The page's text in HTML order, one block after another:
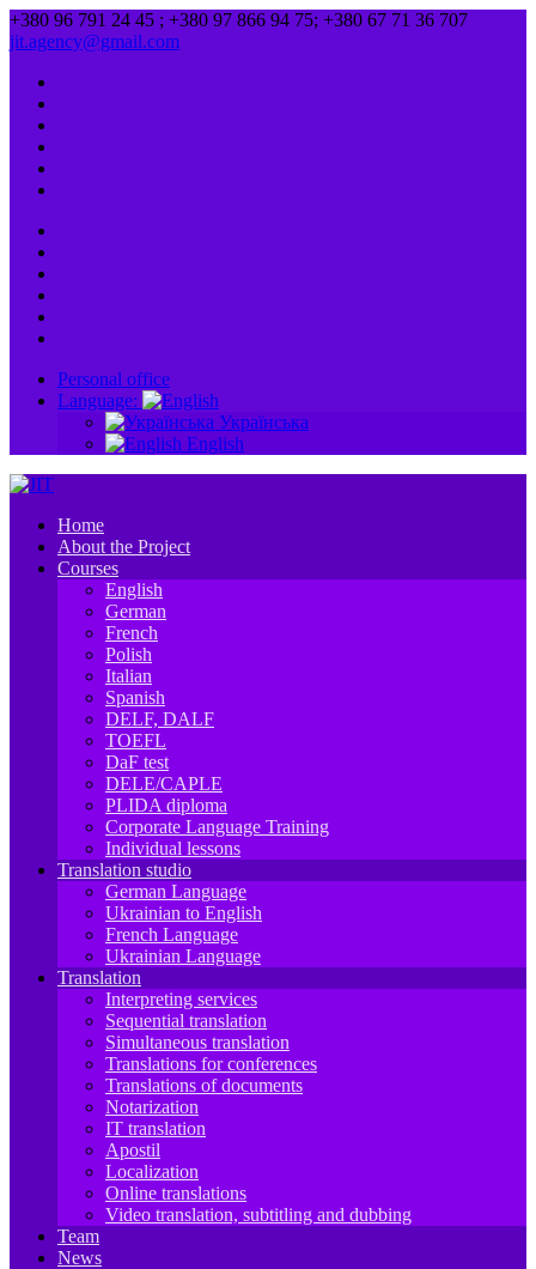
+380 96 791 24 45 ; +380 97 866 94 75; +380 67 71 36 707
jit.agency@gmail.com
Personal office
Language:
Українська
English
Home
About the Project
Courses
English
German
French
Polish
Italian
Spanish
DELF, DALF
TOEFL
DaF test
DELE/CAPLE
PLIDA diploma
Corporate Language Training
Individual lessons
Translation studio
German Language
Ukrainian to English
French Language
Ukrainian Language
Translation
Interpreting services
Sequential translation
Simultaneous translation
Translations for conferences
Translations of documents
Notarization
IT translation
Apostil
Localization
Online translations
Video translation, subtitling and dubbing
Team
News